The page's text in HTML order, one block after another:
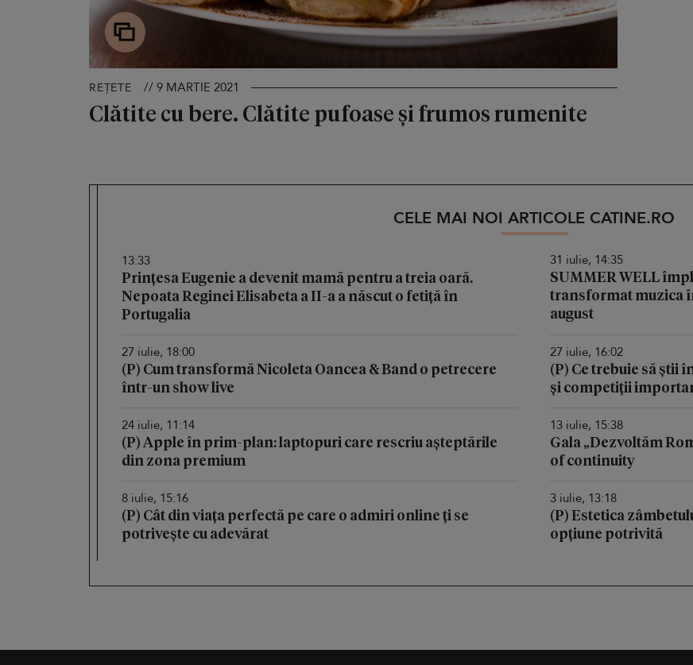
REȚETE // 9 MARTIE 2021
Clătite cu bere. Clătite pufoase și frumos rumenite
CELE MAI NOI ARTICOLE CATINE.RO
13:33
Prințesa Eugenie a devenit mamă pentru a treia oară.
Nepoata Reginei Elisabeta a II-a a născut o fetiță în
Portugalia
31 iulie, 14:35
SUMMER WELL
transformat muzica
august
27 iulie, 18:00
(P) Cum transformă Nicoleta Oancea & Band o petrecere
într-un show live
27 iulie, 16:02
(P) Ce trebuie să știi
și competiții
24 iulie, 11:14
(P) Apple în prim-plan: laptopuri care rescriu așteptările
din zona premium
13 iulie, 15:38
Gala „Dezvoltăm
of continuity
8 iulie, 15:16
(P) Cât din viața perfectă pe care o admiri online ți se
potrivește cu adevărat
3 iulie, 13:18
(P) Estetica
opțiune potrivită